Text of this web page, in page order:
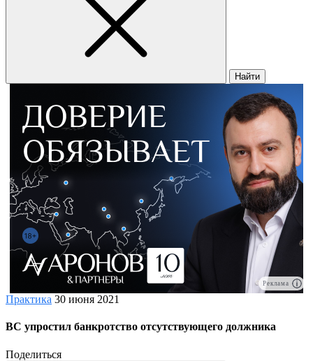
Найти
Реклама
Практика 30 июня 2021
ВС упростил банкротство отсутствующего должника
Поделиться